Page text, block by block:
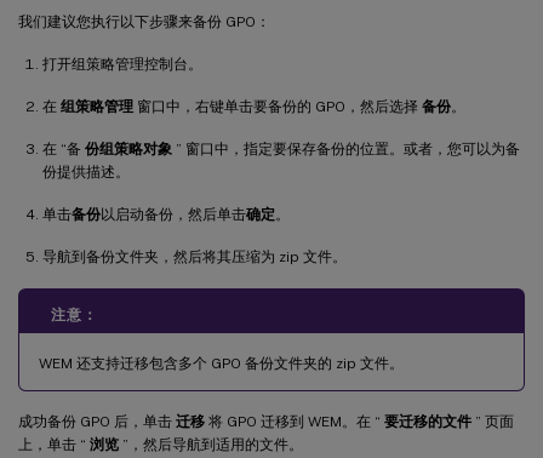
我们建议您执行以下步骤来备份 GPO：
打开组策略管理控制台。
在 组策略管理 窗口中，右键单击要备份的 GPO，然后选择 备份。
在 “备 份组策略对象 ” 窗口中，指定要保存备份的位置。或者，您可以为备
份提供描述。
单击备份以启动备份，然后单击确定 。
导航到备份文件夹，然后将其压缩为 zip 文件。
注意：
WEM 还支持迁移包含多个 GPO 备份文件夹的 zip 文件。
成功备份 GPO 后，单击 迁移 将 GPO 迁移到 WEM。在 “ 要迁移的文件 ” 页面
上，单击 “ 浏览 ”，然后导航到适用的文件。